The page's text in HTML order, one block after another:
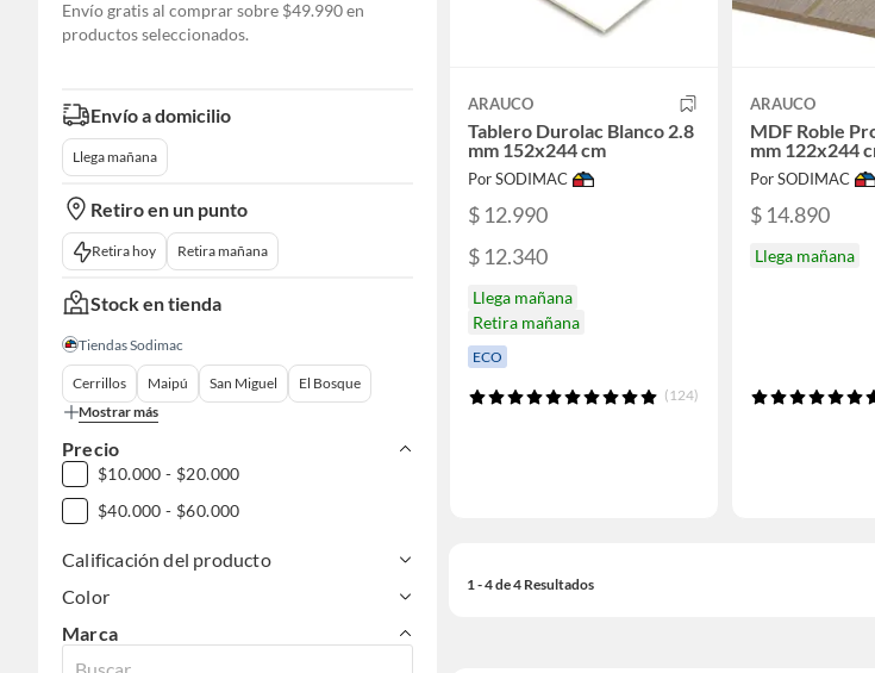
Envío gratis al comprar sobre $49.990 en
productos seleccionados.
Envío a domicilio
Llega mañana
Retiro en un punto
Retira hoy Retira mañana
Stock en tienda
Tiendas Sodimac
Cerrillos Maipú San Miguel
El Bosque
Mostrar más
Precio
$10.000 - $20.000
$40.000 - $60.000
Calificación del producto
Color
Marca
ARAUCO
Tablero Durolac Blanco 2.8
mm 152x244 cm
Por SODIMAC
$ 12.990
$ 12.340
Llega mañana
Retira mañana
ECO
(124)
ARAUCO
MDF Roble
mm 122x244
Por SODIMAC
$ 14.890
Llega mañana
1 - 4 de 4 Resultados